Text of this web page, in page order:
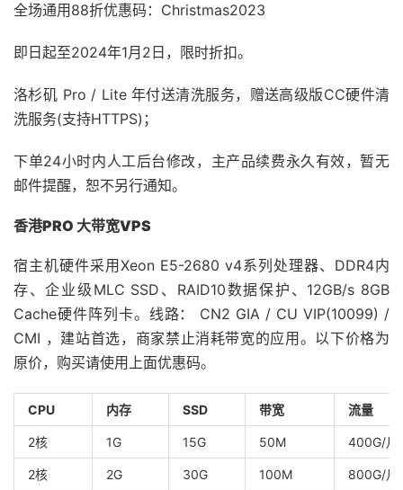
全场通用88折优惠码：Christmas2023
即日起至2024年1月2日，限时折扣。
洛杉矶 Pro / Lite 年付送清洗服务，赠送高级版CC硬件清
洗服务(支持HTTPS)；
下单24小时内人工后台修改，主产品续费永久有效，暂无
邮件提醒，恕不另行通知。
香港PRO 大带宽VPS
宿主机硬件采用Xeon E5-2680 v4系列处理器、DDR4内
存、企业级MLC SSD、RAID10数据保护、12GB/s 8GB
Cache硬件阵列卡。线路： CN2 GIA / CU VIP(10099) /
CMI ，建站首选，商家禁止消耗带宽的应用。以下价格为
原价，购买请使用上面优惠码。
CPU 内存 SSD 带宽 流量
2核 1G 15G 50M 400G/月
2核 2G 30G 100M 800G/月